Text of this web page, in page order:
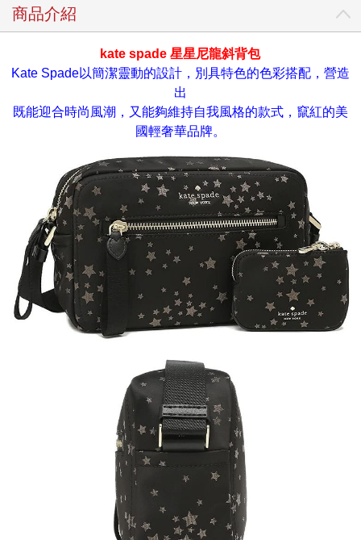
商品介紹
kate spade 星星尼龍斜背包
Kate Spade以簡潔靈動的設計，別具特色的色彩搭配，營造
出
既能迎合時尚風潮，又能夠維持自我風格的款式，竄紅的美
國輕奢華品牌。